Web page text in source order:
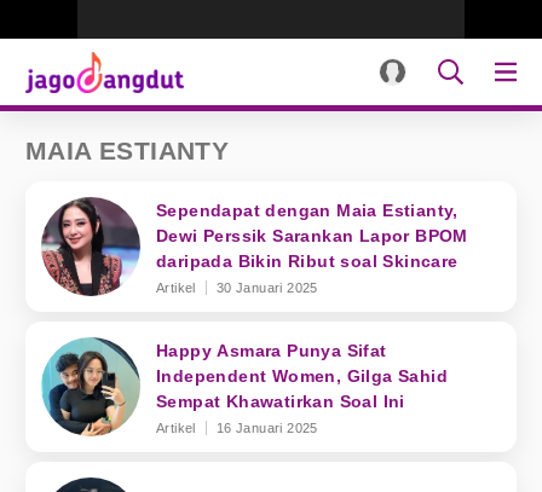
MAIA ESTIANTY
Sependapat dengan Maia Estianty,
Dewi Perssik Sarankan Lapor BPOM
daripada Bikin Ribut soal Skincare
Artikel 30 Januari 2025
Happy Asmara Punya Sifat
Independent Women, Gilga Sahid
Sempat Khawatirkan Soal Ini
Artikel 16 Januari 2025